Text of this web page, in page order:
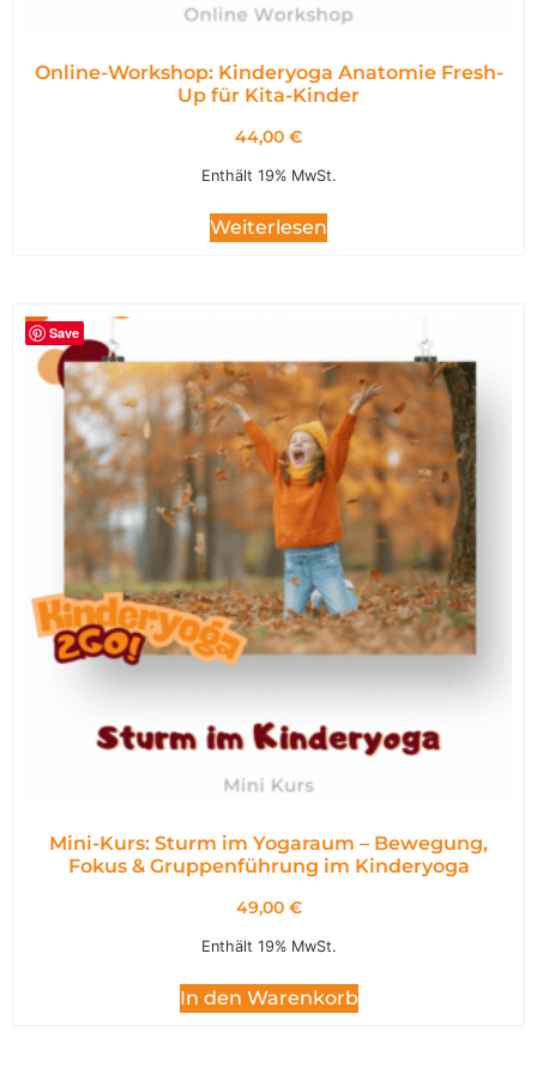
Online-Workshop: Kinderyoga Anatomie Fresh-
Up für Kita-Kinder
44,00 €
Enthält 19% MwSt.
Weiterlesen
Save
Mini-Kurs: Sturm im Yogaraum – Bewegung,
Fokus & Gruppenführung im Kinderyoga
49,00 €
Enthält 19% MwSt.
In den Warenkorb